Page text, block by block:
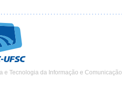
Tecnologia da Informação e Comunicação